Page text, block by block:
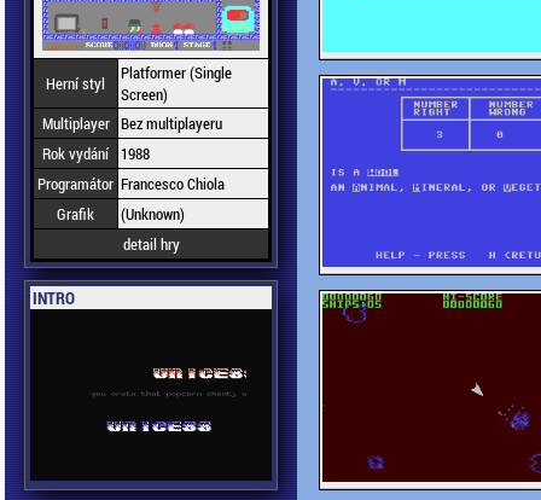
Herní styl
Platformer (Single
Screen)
Multiplayer Bez multiplayeru
Rok vydání
1988
Programátor Francesco Chiola
Grafik
(Unknown)
detail hry
INTRO